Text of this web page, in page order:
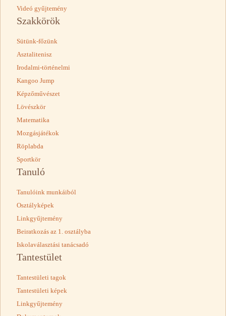
Videó gyűjtemény
Szakkörök
Sütünk-főzünk
Asztalitenisz
Irodalmi-történelmi
Kangoo Jump
Képzőművészet
Lövészkör
Matematika
Mozgásjátékok
Röplabda
Sportkör
Tanuló
Tanulóink munkáiból
Osztályképek
Linkgyűjtemény
Beiratkozás az 1. osztályba
Iskolaválasztási tanácsadó
Tantestület
Tantestületi tagok
Tantestületi képek
Linkgyűjtemény